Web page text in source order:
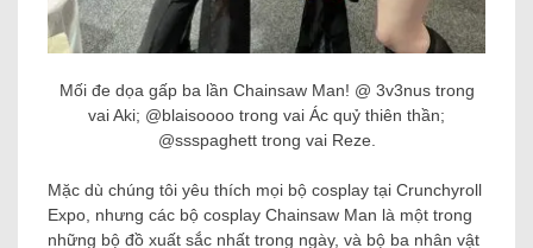
Mối đe dọa gấp ba lần Chainsaw Man! @ 3v3nus trong
vai Aki; @blaisoooo trong vai Ác quỷ thiên thần;
@ssspaghett trong vai Reze.
Mặc dù chúng tôi yêu thích mọi bộ cosplay tại Crunchyroll
Expo, nhưng các bộ cosplay Chainsaw Man là một trong
những bộ đồ xuất sắc nhất trong ngày, và bộ ba nhân vật